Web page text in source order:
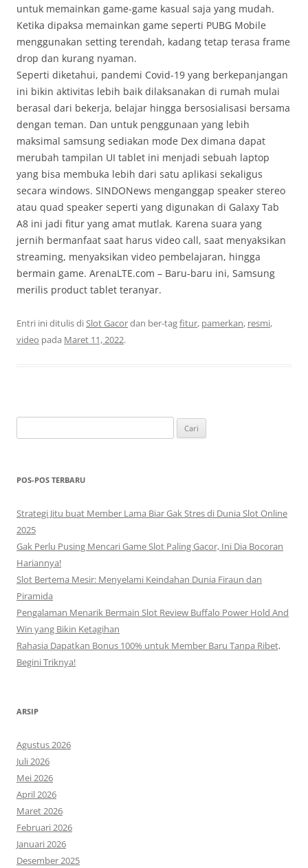
untuk memainkan game-game kasual saja yang mudah.
Ketika dipaksa memainkan game seperti PUBG Mobile
menggunakan setting terendah, kadang tetap terasa frame
drop dan kurang nyaman.
Seperti diketahui, pandemi Covid-19 yang berkepanjangan
ini bikin aktivitas lebih baik dilaksanakan di rumah mulai
berasal dari bekerja, belajar hingga bersosialisasi bersama
dengan teman. Dan untuk penggunaan yang lebih
maksimal samsung sediakan mode Dex dimana dapat
merubah tampilan UI tablet ini menjadi sebuah laptop
yang bisa membuka lebih dari satu aplikasi sekaligus
secara windows. SINDONews menganggap speaker stereo
atau quad speaker seperti yang digunakan di Galaxy Tab
A8 ini jadi fitur yang amat mutlak. Karena suara yang
jernih bermanfaat saat harus video call, saat menyaksikan
streaming, menyaksikan video pembelajaran, hingga
bermain game. ArenaLTE.com – Baru-baru ini, Samsung
merilis product tablet teranyar.
Entri ini ditulis diSlot Gacordan ber-tagfitur, pamerkan, resmi,
video pada Maret 11, 2022.
untuk:
POS-POS TERBARU
Strategi Jitu buat Member Lama Biar Gak Stres di Dunia Slot Online
2025
Gak Perlu Pusing Mencari Game Slot Paling Gacor, Ini Dia Bocoran
Hariannya!
Slot Bertema Mesir: Menyelami Keindahan Dunia Firaun dan
Piramida
Pengalaman Menarik Bermain Slot Review Buffalo Power Hold And
Win yang Bikin Ketagihan
Rahasia Dapatkan Bonus 100% untuk Member Baru Tanpa Ribet,
Begini Triknya!
ARSIP
Agustus 2026
Juli 2026
Mei 2026
April 2026
Maret 2026
Februari 2026
Januari 2026
Desember 2025